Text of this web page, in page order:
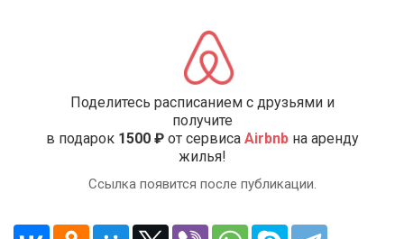
Поделитесь расписанием с друзьями и
получите
в подарок 1500 ₽от сервиса Airbnbна аренду
жилья!
Ссылка появится после публикации.